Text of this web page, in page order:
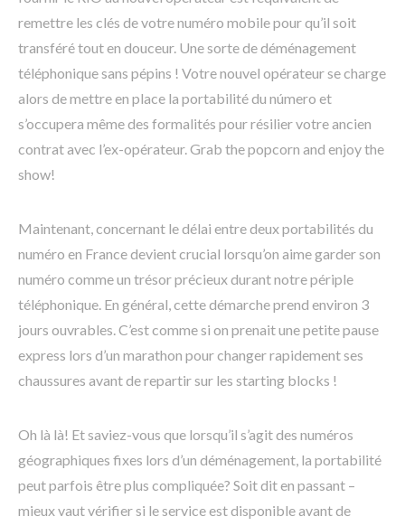
remettre les clés de votre numéro mobile pour qu’il soit
transféré tout en douceur. Une sorte de déménagement
téléphonique sans pépins ! Votre nouvel opérateur se charge
alors de mettre en place la portabilité du número et
s’occupera même des formalités pour résilier votre ancien
contrat avec l’ex-opérateur. Grab the popcorn and enjoy the
show!
Maintenant, concernant le délai entre deux portabilités du
numéro en France devient crucial lorsqu’on aime garder son
numéro comme un trésor précieux durant notre périple
téléphonique. En général, cette démarche prend environ 3
jours ouvrables. C’est comme si on prenait une petite pause
express lors d’un marathon pour changer rapidement ses
chaussures avant de repartir sur les starting blocks !
Oh là là! Et saviez-vous que lorsqu’il s’agit des numéros
géographiques fixes lors d’un déménagement, la portabilité
peut parfois être plus compliquée? Soit dit en passant –
mieux vaut vérifier si le service est disponible avant de